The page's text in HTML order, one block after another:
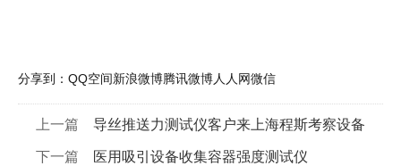
分享到： QQ空间新浪微博腾讯微博人人网微信
上一篇 导丝推送力测试仪客户来上海程斯考察设备
下一篇 医用吸引设备收集容器强度测试仪